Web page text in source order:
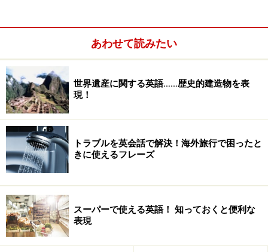
■Cash or charge?
あわせて読みたい
世界遺産に関する英語……歴史的建造物を表
現！
トラブルを英会話で解決！海外旅行で困ったと
きに使えるフレーズ
スーパーで使える英語！ 知っておくと便利な
表現